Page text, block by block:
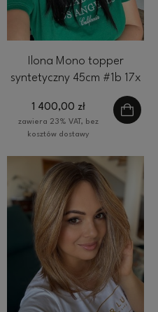
Ilona Mono topper
syntetyczny 45cm #1b 17x
16 cm HairLux czarny
1 400,00 zł
zawiera 23% VAT, bez
kosztów dostawy